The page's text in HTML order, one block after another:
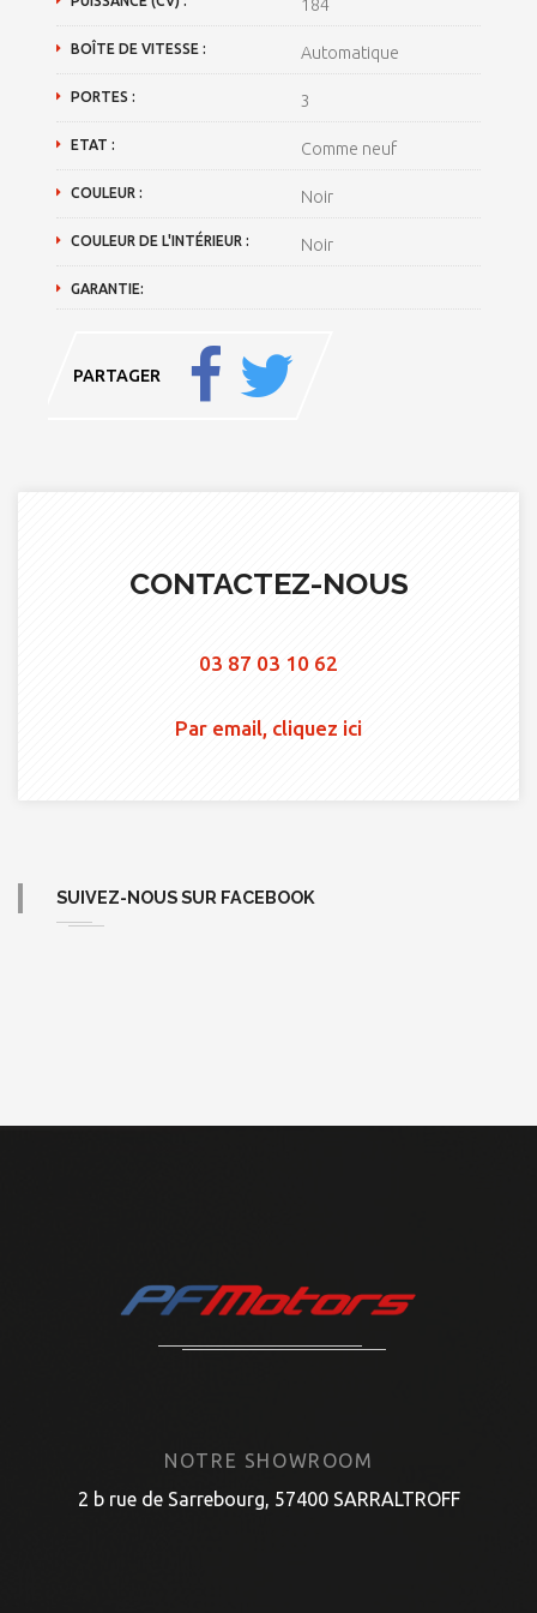
184
BOÎTE DE VITESSE : Automatique
PORTES : 3
ETAT : Comme neuf
COULEUR : Noir
COULEUR DE L'INTÉRIEUR : Noir
GARANTIE:
PARTAGER
CONTACTEZ-NOUS
03 87 03 10 62
Par email, cliquez ici
SUIVEZ-NOUS SUR FACEBOOK
NOTRE SHOWROOM
2 b rue de Sarrebourg, 57400 SARRALTROFF